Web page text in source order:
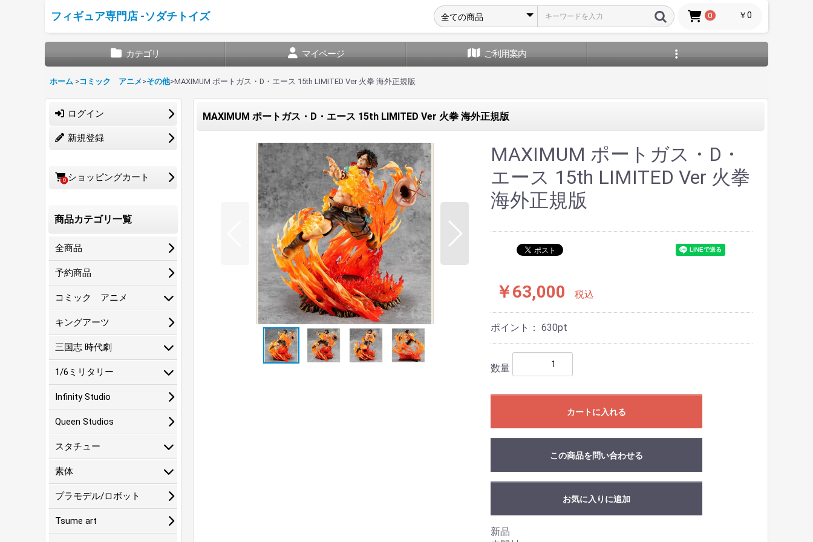
フィギュア専門店 -ソダチトイズ 0 ￥0
カテゴリ マイページ ご利用案内
ホーム >コミック アニメ >その他>MAXIMUM ポートガス・D・エース 15th LIMITED Ver 火拳 海外正規版
ログイン
新規登録
0 ショッピングカート
商品カテゴリ一覧
全商品
予約商品
コミック アニメ
キングアーツ
三国志 時代劇
1/6ミリタリー
Infinity Studio
Queen Studios
スタチュー
素体
プラモデル/ロボット
Tsume art
MAXIMUM ポートガス・D・エース 15th LIMITED Ver 火拳 海外正規版
MAXIMUM ポートガス・D・
エース 15th LIMITED Ver 火拳
海外正規版
￥63,000 税込
ポイント： 630pt
数量
カートに入れる
この商品を問い合わせる
お気に入りに追加
新品